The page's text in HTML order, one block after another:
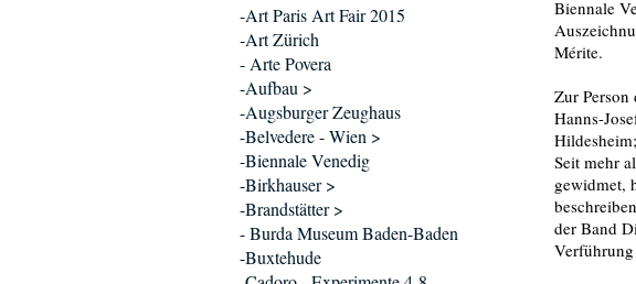
Biennale
Mérite.
Zur Person
Hanns-
Seit mehr
gewidmet,
der Band
-Art Paris Art Fair 2015
-Art Zürich
- Arte Povera
-Aufbau >
-Augsburger Zeughaus
-Belvedere - Wien >
-Biennale Venedig
-Birkhauser >
-Brandstätter >
- Burda Museum Baden-Baden
-Buxtehude